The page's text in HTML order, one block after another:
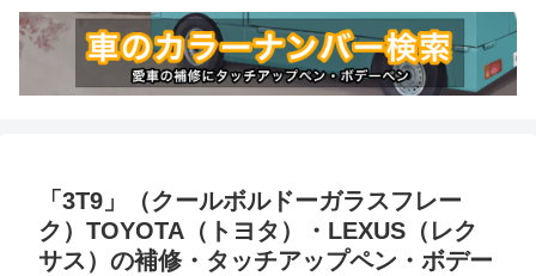
「3T9」（クールボルドーガラスフレー
ク）TOYOTA（トヨタ）・LEXUS（レク
サス）の補修・タッチアップペン・ボデー